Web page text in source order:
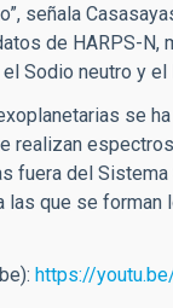
señala
de HARPS-
el Sodio neutro y
se
realizan
fuera del
las que se
https://